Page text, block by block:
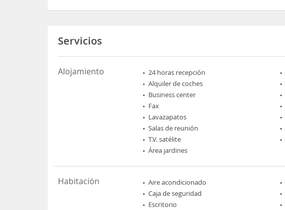
Servicios
Alojamiento 24 horas recepción
Alquiler de coches
Business center
Fax
Lavazapatos
Salas de reunión
T.V. satélite
Área jardines
Habitación Aire acondicionado
Caja de seguridad
Escritorio